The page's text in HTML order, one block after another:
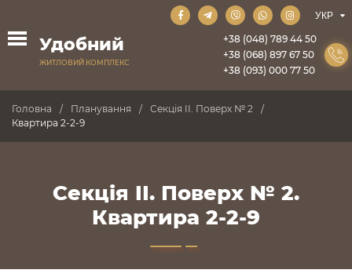
Удобний
ЖИТЛОВИЙ КОМПЛЕКС
+38 (048) 789 44 50
+38 (068) 897 67 50
+38 (093) 000 77 50
Головна Планування
Секція II. Поверх № 2
Квартира 2-2-9
Секція II. Поверх № 2.
Квартира 2-2-9